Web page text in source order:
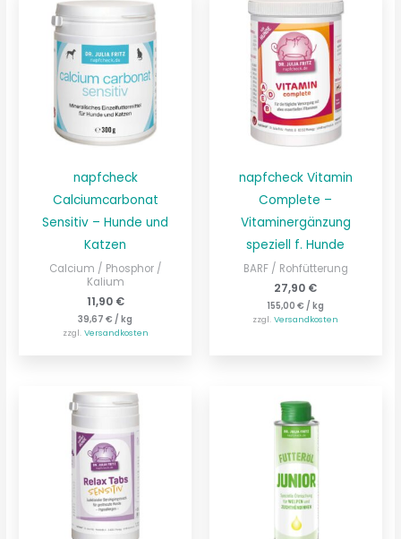
napfcheck
Calciumcarbonat
Sensitiv – Hunde und
Katzen
Calcium / Phosphor /
Kalium
11,90 €
39,67€ / kg
zzgl. Versandkosten
napfcheck Vitamin
Complete –
Vitaminergänzung
speziell f. Hunde
BARF / Rohfütterung
27,90 €
155,00€ / kg
zzgl.Versandkosten